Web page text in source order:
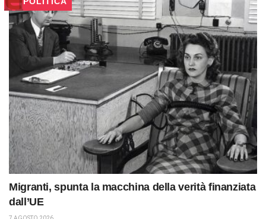
Migranti, spunta la macchina della verità finanziata
dall’UE